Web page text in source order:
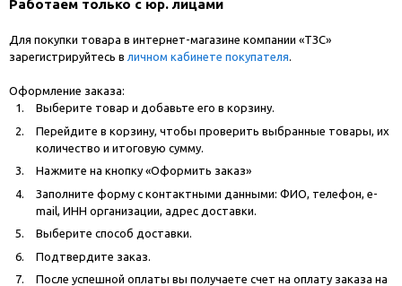
Работаем только с юр. лицами
Для покупки товара в интернет-магазине компании «ТЗС»
зарегистрируйтесь в личном кабинете покупателя.
Оформление заказа:
Выберите товар и добавьте его в корзину.
Перейдите в корзину, чтобы проверить выбранные товары, их
количество и итоговую сумму.
Нажмите на кнопку «Оформить заказ»
Заполните форму с контактными данными: ФИО, телефон, e-
mail, ИНН организации, адрес доставки.
Выберите способ доставки.
Подтвердите заказ.
После успешной оплаты вы получаете счет на оплату заказа на